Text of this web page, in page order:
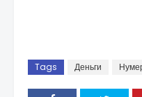
Tags Деньги